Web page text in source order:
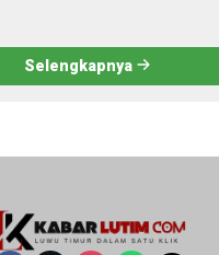
Selengkapnya